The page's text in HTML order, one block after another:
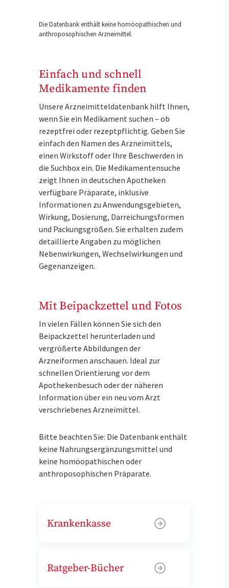
Die Datenbank enthält keine homöopathischen und
anthroposophischen Arzneimittel.
Einfach und schnell
Medikamente finden
Unsere Arzneimitteldatenbank hilft Ihnen,
wenn Sie ein Medikament suchen – ob
rezeptfrei oder rezeptpflichtig. Geben Sie
einfach den Namen des Arzneimittels,
einen Wirkstoff oder Ihre Beschwerden in
die Suchbox ein. Die Medikamentensuche
zeigt Ihnen in deutschen Apotheken
verfügbare Präparate, inklusive
Informationen zu Anwendungsgebieten,
Wirkung, Dosierung, Darreichungsformen
und Packungsgrößen. Sie erhalten zudem
detaillierte Angaben zu möglichen
Nebenwirkungen, Wechselwirkungen und
Gegenanzeigen.
Mit Beipackzettel und Fotos
In vielen Fällen können Sie sich den
Beipackzettel herunterladen und
vergrößerte Abbildungen der
Arzneiformen anschauen. Ideal zur
schnellen Orientierung vor dem
Apothekenbesuch oder der näheren
Information über ein neu vom Arzt
verschriebenes Arzneimittel.
Bitte beachten Sie: Die Datenbank enthält
keine Nahrungsergänzungsmittel und
keine homöopathischen oder
anthroposophischen Präparate.
Krankenkasse
Ratgeber-Bücher